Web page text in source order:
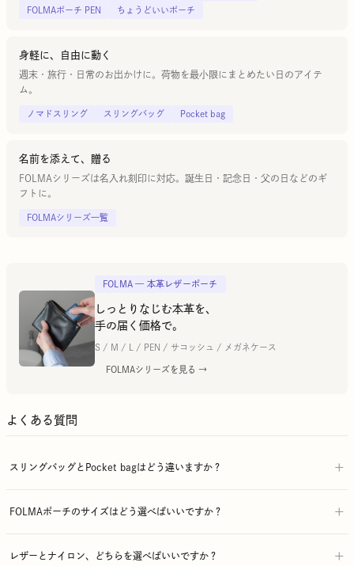
FOLMAポーチ PEN
ちょうどいいポーチ
身軽に、自由に動く
週末・旅行・日常のお出かけに。荷物を最小限にまとめたい日のアイテ
ム。
ノマドスリング スリングバッグ Pocket bag
名前を添えて、贈る
FOLMAシリーズは名入れ刻印に対応。誕生日・記念日・父の日などのギ
フトに。
FOLMAシリーズ一覧
FOLMA — 本革レザーポーチ
しっとりなじむ本革を、
手の届く価格で。
S / M / L / PEN / サコッシュ / メガネケース
FOLMAシリーズを見る →
よくある質問
スリングバッグとPocket bagはどう違いますか？
FOLMAポーチのサイズはどう選べばいいですか？
レザーとナイロン、どちらを選べばいいですか？